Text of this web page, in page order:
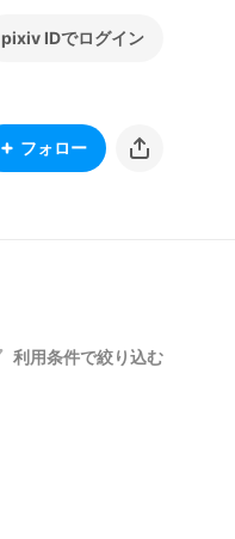
pixiv IDでログイン
フォロー
利用条件で絞り込む